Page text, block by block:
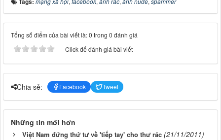
Tổng số điểm của bài viết là: 0 trong 0 đánh giá
Click để đánh giá bài viết
Chia sẻ: Facebook Tweet
Những tin mới hơn
Việt Nam đứng thứ tư về 'tiếp tay' cho thư rác (21/11/2011)